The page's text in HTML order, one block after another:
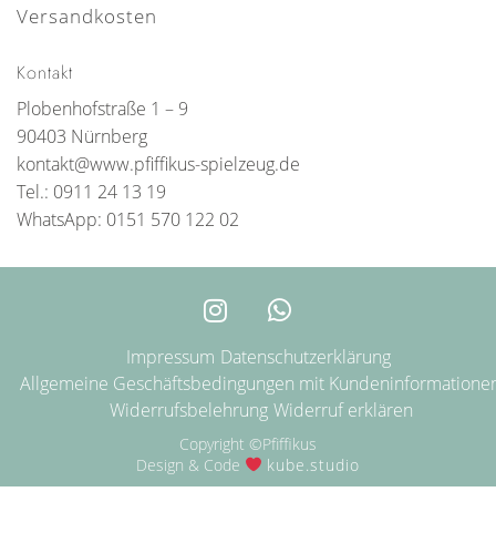
Versandkosten
Kontakt
Plobenhofstraße 1 – 9
90403 Nürnberg
kontakt@www.pfiffikus-spielzeug.de
Tel.: 0911 24 13 19
WhatsApp: 0151 570 122 02
Copyright ©Pfiffikus
Design & Code
kube.studio
Impressum Datenschutzerklärung
Allgemeine Geschäftsbedingungen mit
Widerrufsbelehrung Widerruf erklären